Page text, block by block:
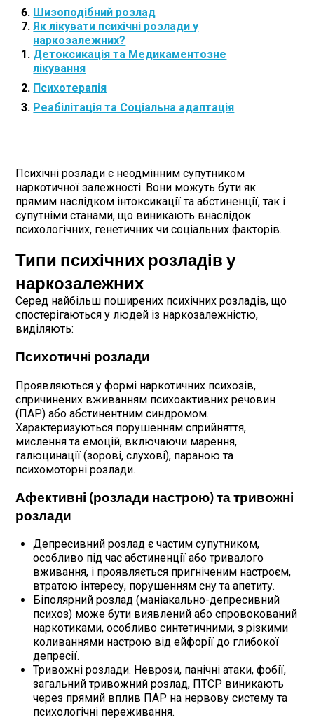
Шизоподібний розлад
Як лікувати психічні розлади у
наркозалежних?
Детоксикація та Медикаментозне
лікування
Психотерапія
Реабілітація та Соціальна адаптація
Психічні розлади є неодмінним супутником
наркотичної залежності. Вони можуть бути як
прямим наслідком інтоксикації та абстиненції, так і
супутніми станами, що виникають внаслідок
психологічних, генетичних чи соціальних факторів.
Типи психічних розладів у
наркозалежних
Серед найбільш поширених психічних розладів, що
спостерігаються у людей із наркозалежністю,
виділяють:
Психотичні розлади
Проявляються у формі наркотичних психозів,
спричинених вживанням психоактивних речовин
(ПАР) або абстинентним синдромом.
Характеризуються порушенням сприйняття,
мислення та емоцій, включаючи марення,
галюцинації (зорові, слухові), параною та
психомоторні розлади.
Афективні (розлади настрою) та тривожні
розлади
Депресивний розлад є частим супутником,
особливо під час абстиненції або тривалого
вживання, і проявляється пригніченим настроєм,
втратою інтересу, порушенням сну та апетиту.
Біполярний розлад (маніакально-депресивний
психоз) може бути виявлений або спровокований
наркотиками, особливо синтетичними, з різкими
коливаннями настрою від ейфорії до глибокої
депресії.
Тривожні розлади. Неврози, панічні атаки, фобії,
загальний тривожний розлад, ПТСР виникають
через прямий вплив ПАР на нервову систему та
психологічні переживання.